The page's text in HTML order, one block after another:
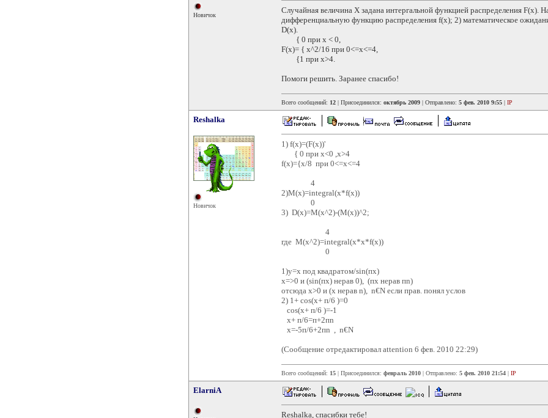
Новичок
Случайная величина Х задана интергальной функцией распределения F(x).
дифференциальную функцию распределения f(х); 2) математическое
D(х).
{ 0 при х < 0,
F(x)= { х^2/16 при 0<=x<=4,
{1 при х>4.
Помоги решить. Заранее спасибо!
Всего сообщений: 12 | Присоединился: октябрь 2009 | Отправлено: 5 фев. 2010 9:55 | IP
Reshalka
Новичок
1) f(x)=(F(x))'
{ 0 при x<0 ,x>4
f(x)={x/8 при 0<=x<=4
4
2)M(x)=integral(x*f(x))
0
3) D(x)=M(x^2)-(M(x))^2;
4
где M(x^2)=integral(x*x*f(x))
0
1)y=x под квадратом/sin(пx)
x=>0 и (sin(пx) нерав 0), (пx нерав пn)
отсюда х>0 и (x нерав n), n€N если прав. понял услов
2) 1+ cos(x+ п/6 )=0
cos(x+ п/6 )=-1
x+ п/6=п+2пn
х=-5п/6+2пn , n€N
(Сообщение отредактировал attention 6 фев. 2010 22:29)
Всего сообщений: 15 | Присоединился: февраль 2010 | Отправлено: 5 фев. 2010 21:54 | IP
ElarniA
Reshalka, спасибки тебе!